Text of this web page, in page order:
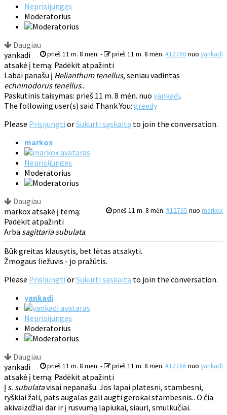
Neprisijungęs
Moderatorius
Daugiau
prieš 11 m. 8 mėn. - prieš 11 m. 8 mėn. #12760 nuo yankadi
yankadi
atsakė į temą: Padėkit atpažinti
Labai panašu į Helianthum tenellus, seniau vadintas
echninodorus tenellus..
Paskutinis taisymas: prieš 11 m. 8 mėn. nuo yankadi.
The following user(s) said Thank You: greedy
Please Prisijungti orSukurti sąskaitą to join the conversation.
markox
Neprisijungęs
Moderatorius
Daugiau
prieš 11 m. 8 mėn. #12765 nuo markox
markox atsakė į temą:
Padėkit atpažinti
Arba sagittaria subulata.
Būk greitas klausytis, bet lėtas atsakyti.
Žmogaus liežuvis - jo pražūtis.
Please Prisijungti orSukurti sąskaitą to join the conversation.
yankadi
Neprisijungęs
Moderatorius
Daugiau
prieš 11 m. 8 mėn. - prieš 11 m. 8 mėn. #12766 nuo yankadi
yankadi
atsakė į temą: Padėkit atpažinti
Į s. subulatavisai nepanašu. Jos lapai platesni, stambesni,
ryškiai žali, pats augalas gali augti gerokai stambesnis.. O čia
akivaizdžiai dar ir į rusvumą lapiukai, siauri, smulkučiai.